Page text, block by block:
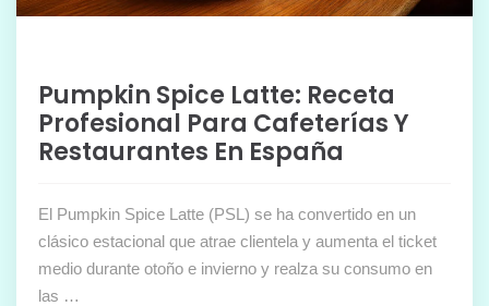
Pumpkin Spice Latte: Receta
Profesional Para Cafeterías Y
Restaurantes En España
El Pumpkin Spice Latte (PSL) se ha convertido en un
clásico estacional que atrae clientela y aumenta el ticket
medio durante otoño e invierno y realza su consumo en
las …